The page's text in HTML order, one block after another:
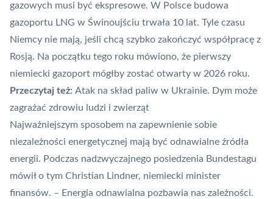
gazowych musi być ekspresowe. W Polsce budowa
gazoportu LNG w Świnoujściu trwała 10 lat. Tyle czasu
Niemcy nie mają, jeśli chcą szybko zakończyć współpracę z
Rosją. Na początku tego roku mówiono, że pierwszy
niemiecki gazoport mógłby zostać otwarty w 2026 roku.
Przeczytaj też: Atak na skład paliw w Ukrainie. Dym może
zagrażać zdrowiu ludzi i zwierząt
Najważniejszym sposobem na zapewnienie sobie
niezależności energetycznej mają być odnawialne źródła
energii. Podczas nadzwyczajnego posiedzenia Bundestagu
mówił o tym Christian Lindner, niemiecki minister
finansów. – Energia odnawialna pozbawia nas zależności.